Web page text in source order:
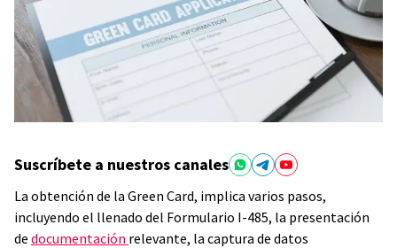
Suscríbete a nuestros canales
La obtención de la Green Card, implica varios pasos,
incluyendo el llenado del Formulario I-485, la presentación
de documentación relevante, la captura de datos